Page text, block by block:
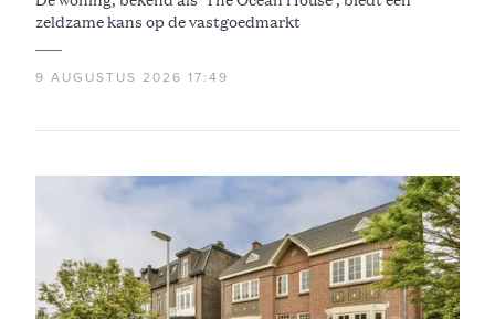
zeldzame kans op de vastgoedmarkt
9 AUGUSTUS 2026 17:49